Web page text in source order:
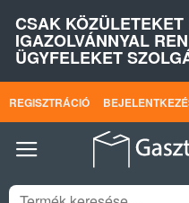
CSAK
IGAZOLVÁNNYAL
ÜGYFELEKET
REGISZTRÁCIÓ